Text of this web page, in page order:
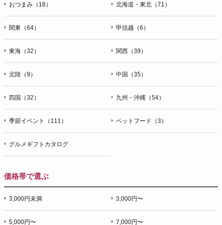
おつまみ（18） 北海道・東北（71）
関東（64） 甲信越（6）
東海（32） 関西（39）
北陸（9） 中国（35）
四国（32） 九州・沖縄（54）
季節イベント（111） ペットフード（3）
グルメギフトカタログ
価格帯で選ぶ
3,000円未満 3,000円〜
5,000円〜 7,000円〜